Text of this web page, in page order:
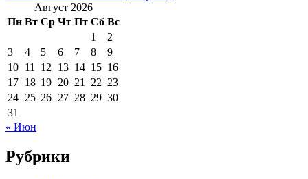
Август 2026
Пн Вт Ср Чт Пт Сб Вс
1
2
3
4 5 6 7 8
9
10 11 12 13 14 15 16
17 18 19 20 21 22 23
24 25 26 27 28 29 30
31
« Июн
Рубрики